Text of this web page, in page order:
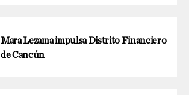
Mara Lezama impulsa Distrito Financiero
de Cancún